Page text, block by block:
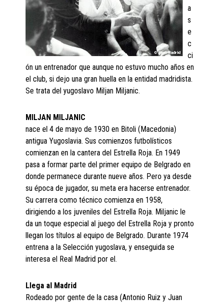
a
s
e
c
ci
ón un entrenador que aunque no estuvo mucho años en
el club, si dejo una gran huella en la entidad madridista.
Se trata del yugoslavo Miljan Miljanic.
MILJAN MILJANIC
nace el 4 de mayo de 1930 en Bitoli (Macedonia)
antigua Yugoslavia. Sus comienzos futbolísticos
comienzan en la cantera del Estrella Roja. En 1949
pasa a formar parte del primer equipo de Belgrado en
donde permanece durante nueve años. Pero ya desde
su época de jugador, su meta era hacerse entrenador.
Su carrera como técnico comienza en 1958,
dirigiendo a los juveniles del Estrella Roja. Miljanic le
da un toque especial al juego del Estrella Roja y pronto
llegan los títulos al equipo de Belgrado. Durante 1974
entrena a la Selección yugoslava, y enseguida se
interesa el Real Madrid por el.
Llega al Madrid
Rodeado por gente de la casa (Antonio Ruiz y Juan